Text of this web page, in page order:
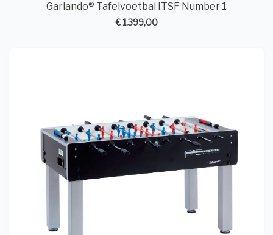
Garlando® Tafelvoetbal ITSF Number 1
€ 1.399,00